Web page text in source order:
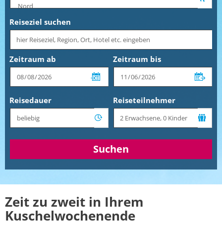
Reiseziel suchen
Zeitraum ab Zeitraum bis
Reisedauer Reiseteilnehmer
Suchen
Zeit zu zweit in Ihrem
Kuschelwochenende